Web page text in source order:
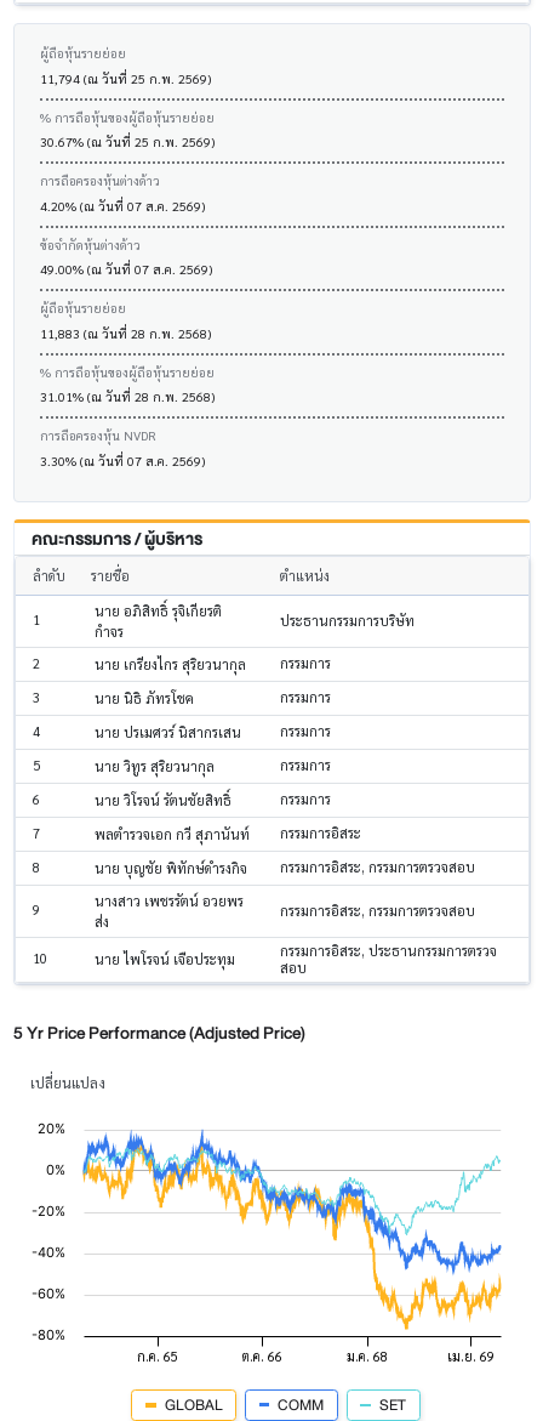
ผู้ถือหุ้นรายย่อย
11,794 (ณ วันที่ 25 ก.พ. 2569)
% การถือหุ้นของผู้ถือหุ้นรายย่อย
30.67% (ณ วันที่ 25 ก.พ. 2569)
การถือครองหุ้นต่างด้าว
4.20% (ณ วันที่ 07 ส.ค. 2569)
ข้อจำกัดหุ้นต่างด้าว
49.00% (ณ วันที่ 07 ส.ค. 2569)
ผู้ถือหุ้นรายย่อย
11,883 (ณ วันที่ 28 ก.พ. 2568)
% การถือหุ้นของผู้ถือหุ้นรายย่อย
31.01% (ณ วันที่ 28 ก.พ. 2568)
การถือครองหุ้น NVDR
3.30% (ณ วันที่ 07 ส.ค. 2569)
คณะกรรมการ / ผู้บริหาร
ลำดับ รายชื่อ ตำแหน่ง
1
นาย อภิสิทธิ์ รุจิเกียรติ
กำจร
ประธานกรรมการบริษัท
2 นาย เกรียงไกร สุริยวนากุล
กรรมการ
3
นาย นิธิ ภัทรโชค
กรรมการ
4
นาย ปรเมศวร์ นิสากรเสน
กรรมการ
5
นาย วิทูร สุริยวนากุล
กรรมการ
6
นาย วิโรจน์ รัตนชัยสิทธิ์
กรรมการ
7
พลตำรวจเอก กวี สุภานันท์
กรรมการอิสระ
8
นาย บุญชัย พิทักษ์ดำรงกิจ กรรมการอิสระ, กรรมการตรวจสอบ
9
นางสาว เพชรรัตน์ อวยพร
ส่ง
กรรมการอิสระ, กรรมการตรวจสอบ
10 นาย ไพโรจน์ เจือประทุม
กรรมการอิสระ, ประธานกรรมการตรวจ
สอบ
5 Yr Price Performance (Adjusted Price)
เปลี่ยนแปลง
GLOBAL COMM SET